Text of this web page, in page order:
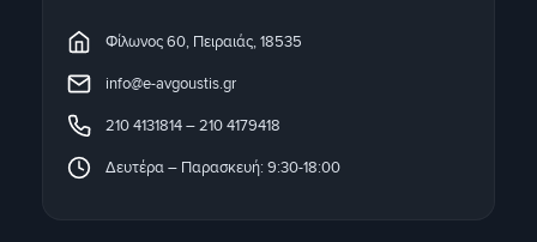
Φίλωνος 60, Πειραιάς, 18535
info@e-avgoustis.gr
210 4131814–210 4179418
Δευτέρα – Παρασκευή: 9:30-18:00